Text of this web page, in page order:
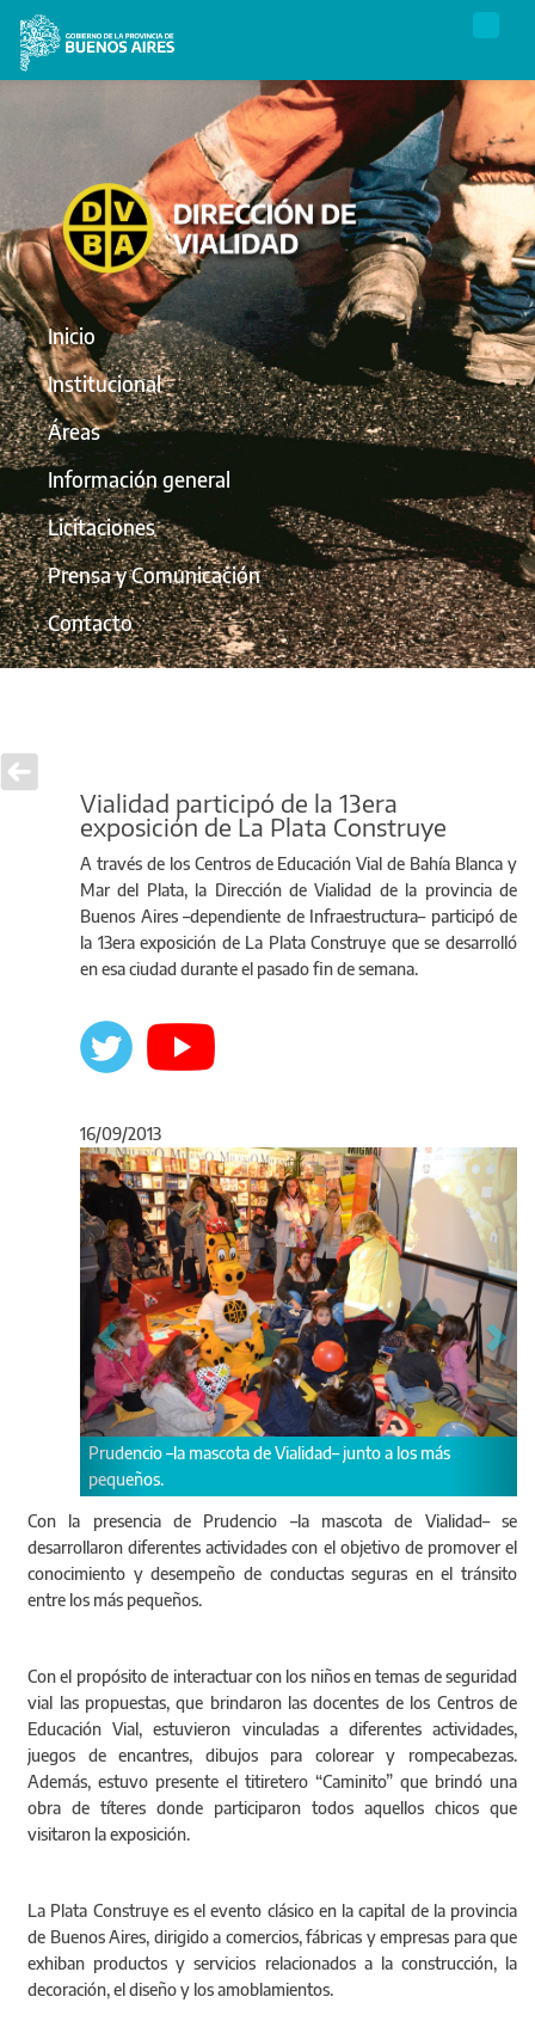
Inicio
Institucional
Áreas
Información general
Licitaciones
Prensa y Comunicación
Contacto
Vialidad participó de la 13era
exposición de La Plata Construye
A través de los Centros de Educación Vial de Bahía Blanca y
Mar del Plata, la Dirección de Vialidad de la provincia de
Buenos Aires –dependiente de Infraestructura– participó de
la 13era exposición de La Plata Construye que se desarrolló
en esa ciudad durante el pasado fin de semana.
16/09/2013
–la mascota de Vialidad– junto a los más
Participaron los
Anterior
Con la presencia de Prudencio –la mascota de Vialidad– se
desarrollaron diferentes actividades con el objetivo de promover el
conocimiento y desempeño de conductas seguras en el tránsito
entre los más pequeños.
Con el propósito de interactuar con los niños en temas de seguridad
vial las propuestas, que brindaron las docentes de los Centros de
Educación Vial, estuvieron vinculadas a diferentes actividades,
juegos de encantres, dibujos para colorear y rompecabezas.
Además, estuvo presente el titiretero “Caminito” que brindó una
obra de títeres donde participaron todos aquellos chicos que
visitaron la exposición.
La Plata Construye es el evento clásico en la capital de la provincia
de Buenos Aires, dirigido a comercios, fábricas y empresas para que
exhiban productos y servicios relacionados a la construcción, la
decoración, el diseño y los amoblamientos.